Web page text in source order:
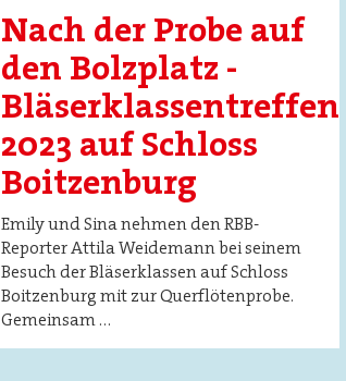
Nach der Probe auf
den Bolzplatz -
Bläserklassentreffen
2023 auf Schloss
Boitzenburg
Emily und Sina nehmen den RBB-
Reporter Attila Weidemann bei seinem
Besuch der Bläserklassen auf Schloss
Boitzenburg mit zur Querflötenprobe.
Gemeinsam …